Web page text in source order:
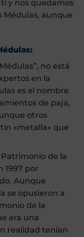
y nos quedamos
Médulas, aunque
no está
en la
es el nombre
de paja,
otros
«metalla» que
de la
1997 por
Aunque
se opusieron a
de la
era una
realidad tenían